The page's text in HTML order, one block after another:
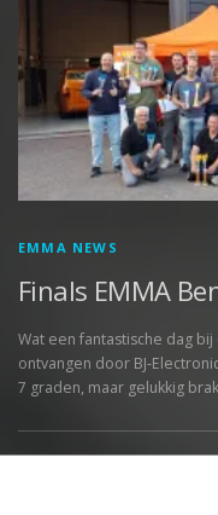
EMMA NEWS
Finals EMMA
Wat een fantastische dag bij
ontvangen door BJ-
7 graden, maar gelukkig